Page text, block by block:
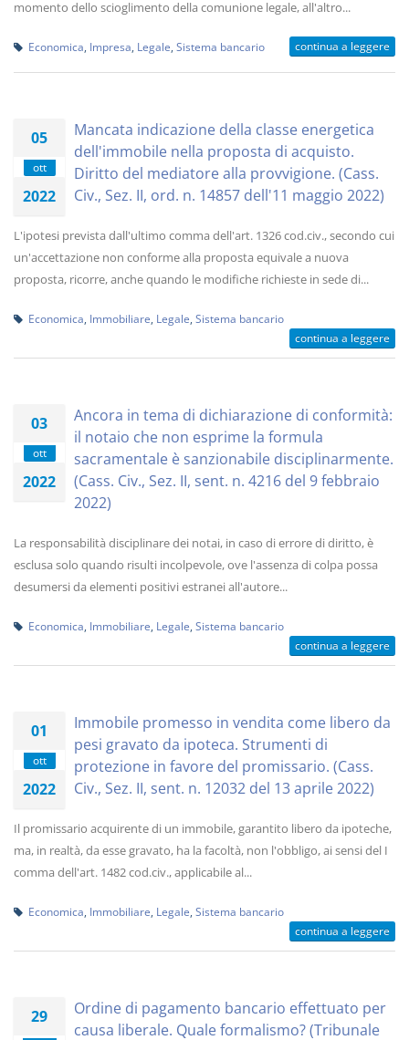
momento dello scioglimento della comunione legale, all'altro...
Economica Impresa Legale Sistema bancario continua a leggere
05
ott
2022
Mancata indicazione della classe energetica
dell'immobile nella proposta di acquisto.
Diritto del mediatore alla provvigione. (Cass.
Civ., Sez. II, ord. n. 14857 dell'11 maggio 2022)
L'ipotesi prevista dall'ultimo comma dell'art. 1326 cod.civ., secondo cui
un'accettazione non conforme alla proposta equivale a nuova
proposta, ricorre, anche quando le modifiche richieste in sede di...
Economica Immobiliare Legale Sistema bancario
continua a leggere
03
ott
2022
Ancora in tema di dichiarazione di conformità:
il notaio che non esprime la formula
sacramentale è sanzionabile disciplinarmente.
(Cass. Civ., Sez. II, sent. n. 4216 del 9 febbraio
2022)
La responsabilità disciplinare dei notai, in caso di errore di diritto, è
esclusa solo quando risulti incolpevole, ove l'assenza di colpa possa
desumersi da elementi positivi estranei all'autore...
Economica Immobiliare Legale Sistema bancario
continua a leggere
01
ott
2022
Immobile promesso in vendita come libero da
pesi gravato da ipoteca. Strumenti di
protezione in favore del promissario. (Cass.
Civ., Sez. II, sent. n. 12032 del 13 aprile 2022)
Il promissario acquirente di un immobile, garantito libero da ipoteche,
ma, in realtà, da esse gravato, ha la facoltà, non l'obbligo, ai sensi del I
comma dell'art. 1482 cod.civ., applicabile al...
Economica Immobiliare Legale Sistema bancario
continua a leggere
29
Ordine di pagamento bancario effettuato per
causa liberale. Quale formalismo? (Tribunale